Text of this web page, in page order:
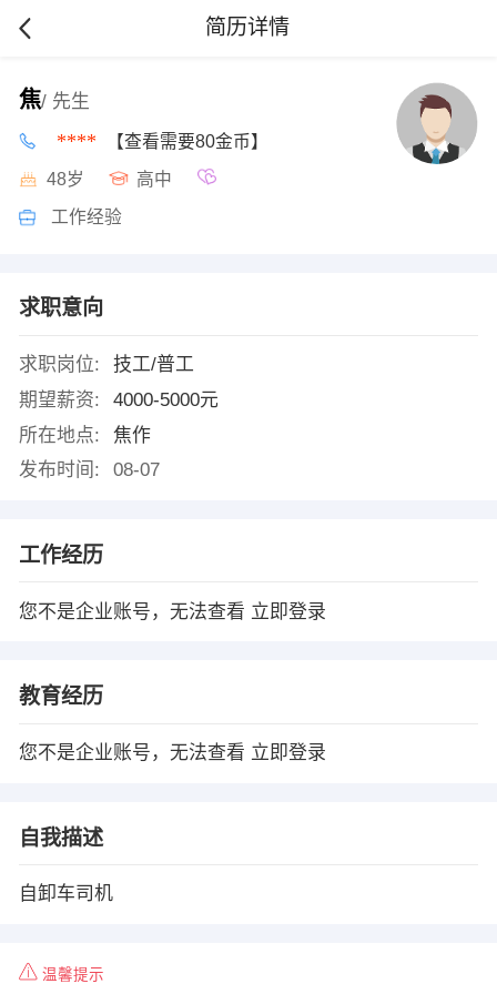
简历详情
焦/ 先生
**** 【查看需要80金币】
48岁 高中
工作经验
求职意向
求职岗位:
技工/普工
期望薪资:
4000-5000元
所在地点:
焦作
发布时间:
08-07
工作经历
您不是企业账号，无法查看 立即登录
教育经历
您不是企业账号，无法查看 立即登录
自我描述
自卸车司机
温馨提示